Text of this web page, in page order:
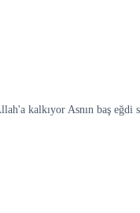
kalkıyor Asnın baş